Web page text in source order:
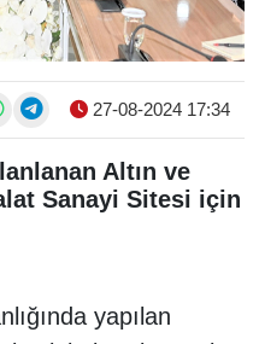
27-08-2024 17:34
Altın ve
Sanayi Sitesi için
yapılan